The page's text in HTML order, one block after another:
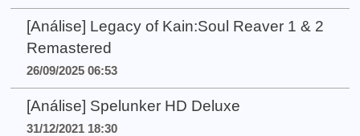
[Análise] Legacy of Kain:Soul Reaver 1 & 2
Remastered
26/09/2025 06:53
[Análise] Spelunker HD Deluxe
31/12/2021 18:30